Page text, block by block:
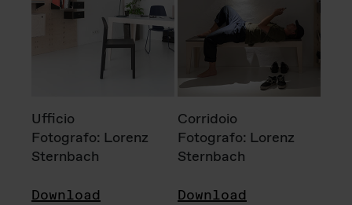
Ufficio
Fotografo: Lorenz
Sternbach
Download
Corridoio
Fotografo: Lorenz
Sternbach
Download